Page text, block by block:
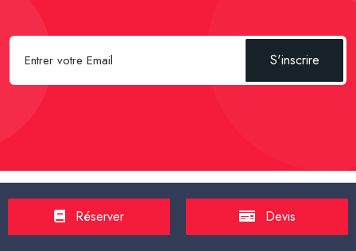
S'inscrire
Spécial Passager : -Réserver un Taxi
Réserver Devis